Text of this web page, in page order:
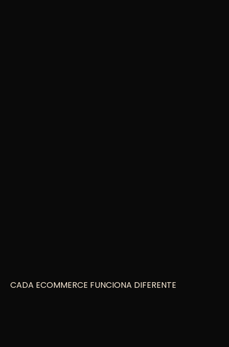
CADA ECOMMERCE FUNCIONA DIFERENTE